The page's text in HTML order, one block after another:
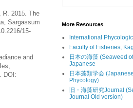
R. 2015. The
Sargassum
15-
and
DOI:
More Resources
International
Faculty of Fisheries,
日本の海藻 (Seaweed
Japanese
日本藻類学会
Phycology)
旧・海藻研究Journal
Journal Old version)